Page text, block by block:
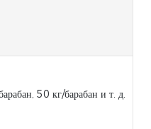
50 кг/барабан и т. д.